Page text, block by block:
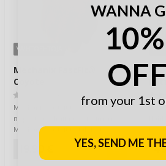
VAIHTOEHTOJA
Mechanix FastFit®
Coyote
Mechanix FastFit® – kevyet,
nopeat ja valmiina tositoimiin.
Mechanix FastFit® -taktiset
WANNA
10%
OFF
from your 1st
YES, SEND ME